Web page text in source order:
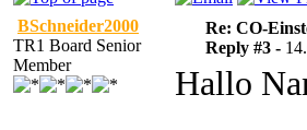
BSchneider2000
TR1 Board Senior
Member
Re: CO-
Reply #3 -
Hallo